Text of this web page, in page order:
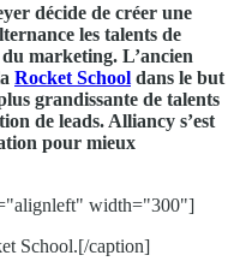
décide de créer une
les talents de
marketing. L’ancien
Rocket School dans le but
grandissante de talents
de leads. Alliancy s’est
pour mieux
width="300"]
School.[/caption]